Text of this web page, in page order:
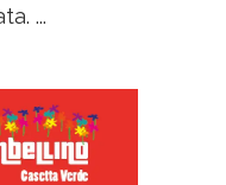
...